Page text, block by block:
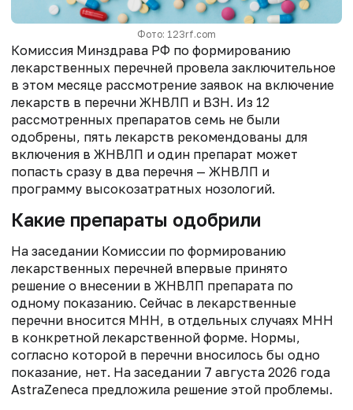
Фото: 123rf.com
Комиссия Минздрава РФ по формированию
лекарственных перечней провела заключительное
в этом месяце рассмотрение заявок на включение
лекарств в перечни ЖНВЛП и ВЗН. Из 12
рассмотренных препаратов семь не были
одобрены, пять лекарств рекомендованы для
включения в ЖНВЛП и один препарат может
попасть сразу в два перечня — ЖНВЛП и
программу высокозатратных нозологий.
Какие препараты одобрили
На заседании Комиссии по формированию
лекарственных перечней впервые принято
решение о внесении в ЖНВЛП препарата по
одному показанию. Сейчас в лекарственные
перечни вносится МНН, в отдельных случаях МНН
в конкретной лекарственной форме. Нормы,
согласно которой в перечни вносилось бы одно
показание, нет. На заседании 7 августа 2026 года
AstraZeneca предложила решение этой проблемы.